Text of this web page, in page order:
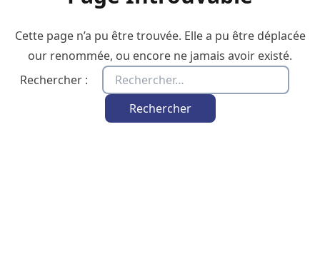
Cette page n’a pu être trouvée. Elle a pu être déplacée
our renommée, ou encore ne jamais avoir existé.
Rechercher :